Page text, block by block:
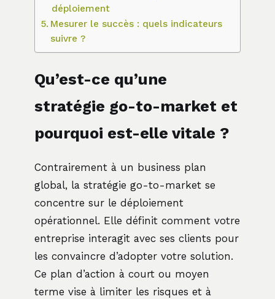
déploiement
Mesurer le succès : quels indicateurs
suivre ?
Qu’est-ce qu’une
stratégie go-to-market et
pourquoi est-elle vitale ?
Contrairement à un business plan
global, la stratégie go-to-market se
concentre sur le déploiement
opérationnel. Elle définit comment votre
entreprise interagit avec ses clients pour
les convaincre d’adopter votre solution.
Ce plan d’action à court ou moyen
terme vise à limiter les risques et à